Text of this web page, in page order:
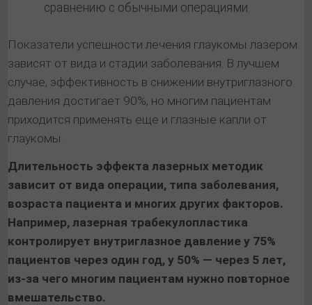
сравнению с обычными операциями.
Показатели успешности лечения глаукомы лазером
зависят от вида и стадии заболевания. В лучшем
случае, эффективность в снижении внутриглазного
давления достигает 90%, но многим пациентам
приходится применять еще и глазные капли от
глаукомы.
Длительность эффекта лазерных методик
зависит от вида операции, типа заболевания,
возраста пациента и многих других факторов.
Например, лазерная трабекулопластика
контролирует внутриглазное давление у 75%
пациентов через один год, у 50% — через 5 лет,
из-за чего многим пациентам нужно повторное
вмешательство.